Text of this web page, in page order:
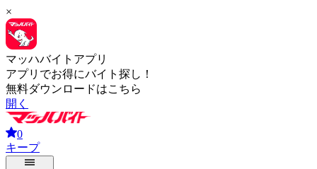
×
マッハバイトアプリ
アプリでお得にバイト探し！
無料ダウンロードはこちら
開く
0
キープ